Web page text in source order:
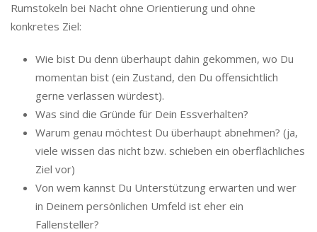
Rumstokeln bei Nacht ohne Orientierung und ohne
konkretes Ziel:
Wie bist Du denn überhaupt dahin gekommen, wo Du
momentan bist (ein Zustand, den Du offensichtlich
gerne verlassen würdest).
Was sind die Gründe für Dein Essverhalten?
Warum genau möchtest Du überhaupt abnehmen? (ja,
viele wissen das nicht bzw. schieben ein oberflächliches
Ziel vor)
Von wem kannst Du Unterstützung erwarten und wer
in Deinem persönlichen Umfeld ist eher ein
Fallensteller?